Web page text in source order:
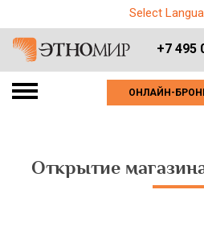
Select
+7 495
ОНЛАЙН-
Открытие